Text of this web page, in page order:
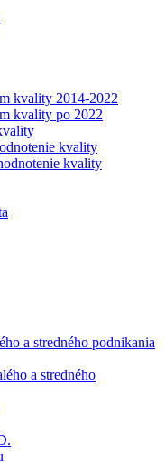
kvality 2014-2022
kvality po 2022
kvality
kvality
a stredného podnikania
a stredného